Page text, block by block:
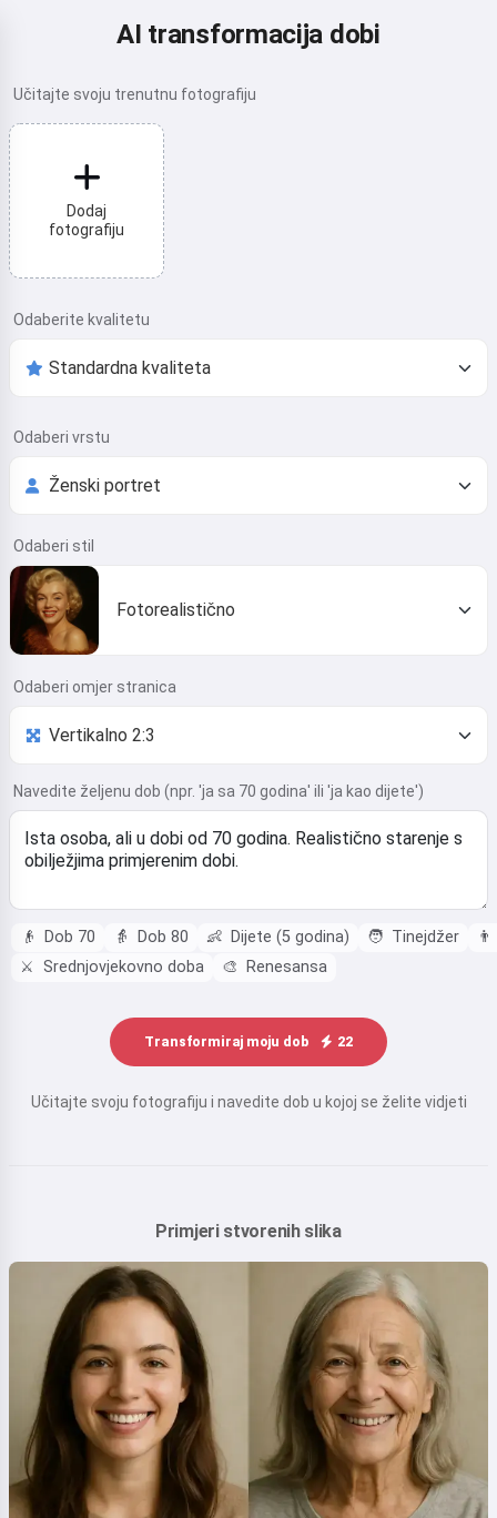
AI transformacija dobi
Učitajte svoju trenutnu fotografiju
Dodaj
fotografiju
Odaberite kvalitetu
Odaberi vrstu
Odaberi stil
Fotorealistično
Odaberi omjer stranica
Navedite željenu dob (npr. 'ja sa 70 godina' ili 'ja kao dijete')
👴 Dob 70 👵 Dob 80 👶 Dijete (5 godina) 🧑 Tinejdžer
👨
⚔️ Srednjovjekovno doba 🎨 Renesansa
Transformiraj moju dob 22
Učitajte svoju fotografiju i navedite dob u kojoj se želite vidjeti
Primjeri stvorenih slika